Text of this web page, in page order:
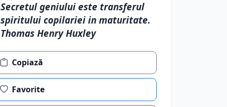
Secretul geniului este transferul
spiritului copilariei in maturitate.
Thomas Henry Huxley
Copiază
Favorite